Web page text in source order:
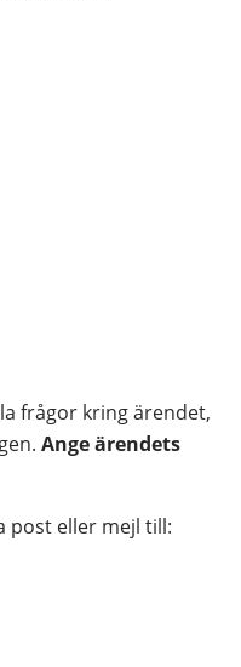
frågor kring ärendet,
Ange ärendets
post eller mejl till: